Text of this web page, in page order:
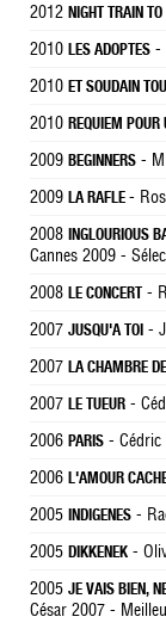
2012 NIGHT TRAIN
2010 LES ADOPTES -
2010 ET SOUDAIN
2010 REQUIEM POUR
2009 BEGINNERS -
2009 LA RAFLE -
2008 INGLOURIOUS
Cannes 2009 -
2008 LE CONCERT -
2007 JUSQU'A TOI -
2007 LA CHAMBRE
2007 LE TUEUR -
2006 PARIS - Cédric
2006 L'AMOUR
2005 INDIGENES -
2005 DIKKENEK -
2005 JE VAIS BIEN,
César 2007 -